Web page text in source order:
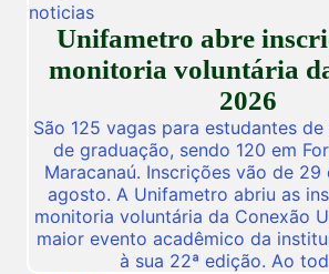
noticias
Unifametro abre
monitoria voluntária
2026
São 125 vagas para estudantes
de graduação, sendo 120 em
Maracanaú. Inscrições vão de
agosto. A Unifametro abriu as
monitoria voluntária da Conexão
maior evento acadêmico da
à sua 22ª edição. Ao